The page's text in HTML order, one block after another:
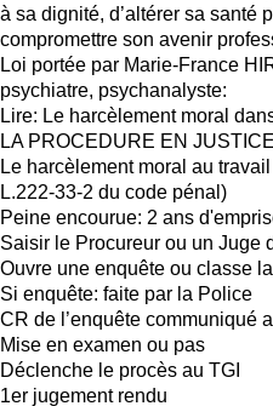
à sa dignité, d’altérer sa santé
compromettre son avenir
Loi portée par Marie-France
psychiatre, psychanalyste:
Lire: Le harcèlement moral
LA PROCEDURE EN JUSTICE
Le harcèlement moral au
L.222-33-2 du code pénal)
Peine encourue: 2 ans
Saisir le Procureur ou un Juge
Ouvre une enquête ou classe
Si enquête: faite par la Police
CR de l’enquête communiqué
Mise en examen ou pas
Déclenche le procès au TGI
1er jugement rendu